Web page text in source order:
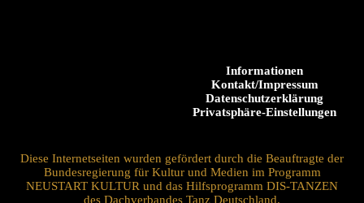
Informationen
Kontakt/Impressum
Datenschutzerklärung
Privatsphäre-Einstellungen
Diese Internetseiten wurden gefördert durch die Beauftragte der
Bundesregierung für Kultur und Medien im Programm
NEUSTART KULTUR und das Hilfsprogramm DIS-TANZEN
des Dachverbandes Tanz Deutschland.